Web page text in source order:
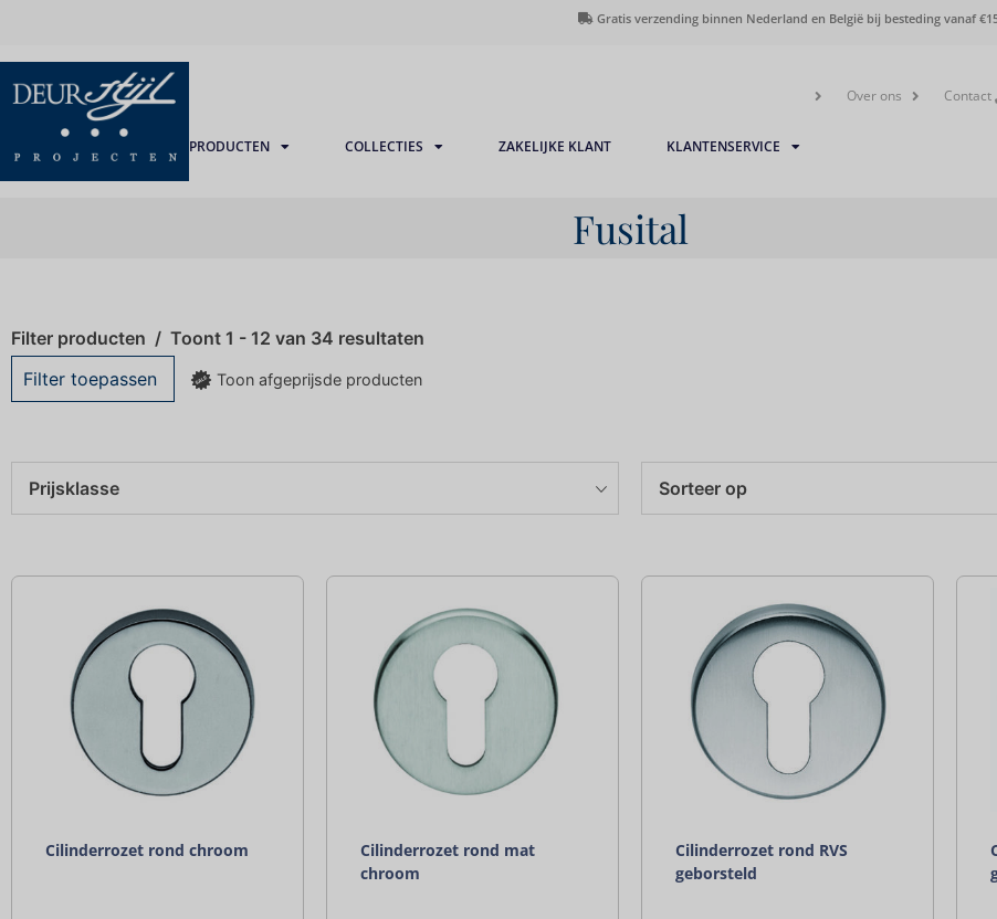
Gratis verzending binnen Nederland en België bij besteding vanaf
Over ons Contact
PRODUCTEN COLLECTIES ZAKELIJKE KLANT KLANTENSERVICE
Fusital
Filter producten Toont 1 - 12 van 34 resultaten
Prijsklasse Sorteer op
Filter toepassen Toon afgeprijsde producten
Cilinderrozet rond chroom
Cilinderrozet rond mat
chroom
Cilinderrozet rond RVS
geborsteld